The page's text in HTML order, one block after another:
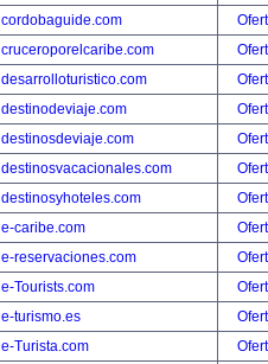
cordobaguide.com
cruceroporelcaribe.com
desarrolloturistico.com
destinodeviaje.com
destinosdeviaje.com
destinosvacacionales.com
destinosyhoteles.com
e-caribe.com
e-reservaciones.com
e-Tourists.com
e-turismo.es
e-Turista.com